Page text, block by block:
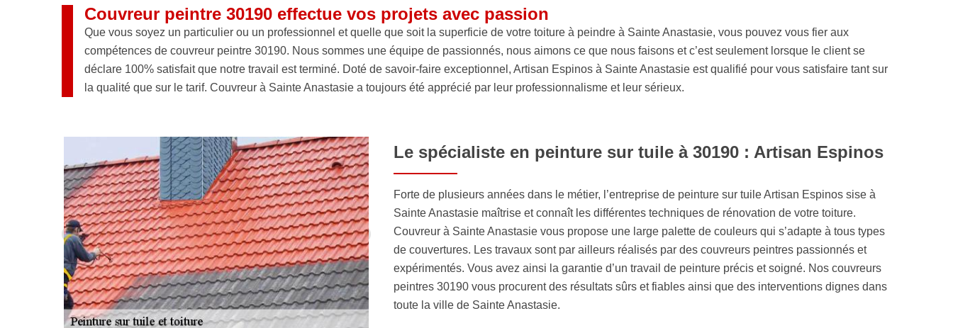
Couvreur peintre 30190 effectue vos projets avec passion
Que vous soyez un particulier ou un professionnel et quelle que soit la superficie de votre toiture à peindre à Sainte Anastasie, vous pouvez vous fier aux
compétences de couvreur peintre 30190. Nous sommes une équipe de passionnés, nous aimons ce que nous faisons et c’est seulement lorsque le client se
déclare 100% satisfait que notre travail est terminé. Doté de savoir-faire exceptionnel, Artisan Espinos à Sainte Anastasie est qualifié pour vous satisfaire tant sur
la qualité que sur le tarif. Couvreur à Sainte Anastasie a toujours été apprécié par leur professionnalisme et leur sérieux.
Le spécialiste en peinture sur tuile à 30190 : Artisan Espinos
Forte de plusieurs années dans le métier, l’entreprise de peinture sur tuile Artisan Espinos sise à
Sainte Anastasie maîtrise et connaît les différentes techniques de rénovation de votre toiture.
Couvreur à Sainte Anastasie vous propose une large palette de couleurs qui s’adapte à tous types
de couvertures. Les travaux sont par ailleurs réalisés par des couvreurs peintres passionnés et
expérimentés. Vous avez ainsi la garantie d’un travail de peinture précis et soigné. Nos couvreurs
peintres 30190 vous procurent des résultats sûrs et fiables ainsi que des interventions dignes dans
toute la ville de Sainte Anastasie.